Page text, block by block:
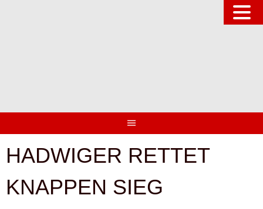
HADWIGER RETTET
KNAPPEN SIEG